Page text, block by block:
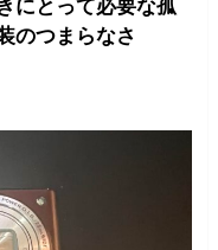
にとって必要な孤
のつまらなさ